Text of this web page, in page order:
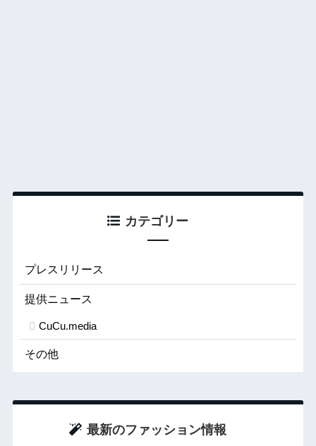
カテゴリー
プレスリリース
提供ニュース
CuCu.media
その他
最新のファッション情報